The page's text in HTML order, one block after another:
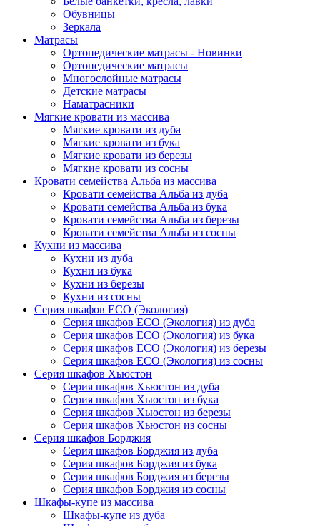
Обувницы
Зеркала
Матрасы
Ортопедические матрасы - Новинки
Ортопедические матрасы
Многослойные матрасы
Детские матрасы
Наматрасники
Мягкие кровати из массива
Мягкие кровати из дуба
Мягкие кровати из бука
Мягкие кровати из березы
Мягкие кровати из сосны
Кровати семейства Альба из массива
Кровати семейства Альба из дуба
Кровати семейства Альба из бука
Кровати семейства Альба из березы
Кровати семейства Альба из сосны
Кухни из массива
Кухни из дуба
Кухни из бука
Кухни из березы
Кухни из сосны
Серия шкафов ECO (Экология)
Серия шкафов ECO (Экология) из дуба
Серия шкафов ECO (Экология) из бука
Серия шкафов ECO (Экология) из березы
Серия шкафов ECO (Экология) из сосны
Серия шкафов Хьюстон
Серия шкафов Хьюстон из дуба
Серия шкафов Хьюстон из бука
Серия шкафов Хьюстон из березы
Серия шкафов Хьюстон из сосны
Серия шкафов Борджия
Серия шкафов Борджия из дуба
Серия шкафов Борджия из бука
Серия шкафов Борджия из березы
Серия шкафов Борджия из сосны
Шкафы-купе из массива
Шкафы-купе из дуба